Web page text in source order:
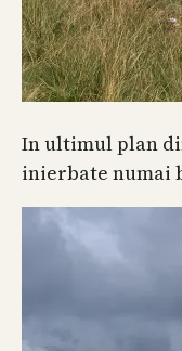
In ultimul plan
inierbate numai